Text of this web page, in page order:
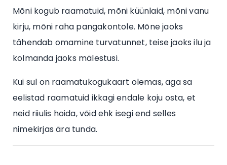
Mõni kogub raamatuid, mõni küünlaid, mõni vanu
kirju, mõni raha pangakontole. Mõne jaoks
tähendab omamine turvatunnet, teise jaoks ilu ja
kolmanda jaoks mälestusi.
Kui sul on raamatukogukaart olemas, aga sa
eelistad raamatuid ikkagi endale koju osta, et
neid riiulis hoida, võid ehk isegi end selles
nimekirjas ära tunda.